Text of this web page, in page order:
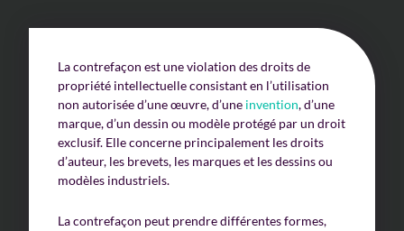
Soutien à l’innovation
La contrefaçon est une violation des droits de
propriété intellectuelle consistant en l’utilisation
non autorisée d’une œuvre, d’une invention, d’une
marque, d’un dessin ou modèle protégé par un droit
exclusif. Elle concerne principalement les droits
d’auteur, les brevets, les marques et les dessins ou
modèles industriels.
La contrefaçon peut prendre différentes formes,